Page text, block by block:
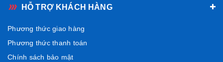
HỖ TRỢ KHÁCH HÀNG
Phương thức giao hàng
Phương thức thanh toán
Chính sách bảo mật